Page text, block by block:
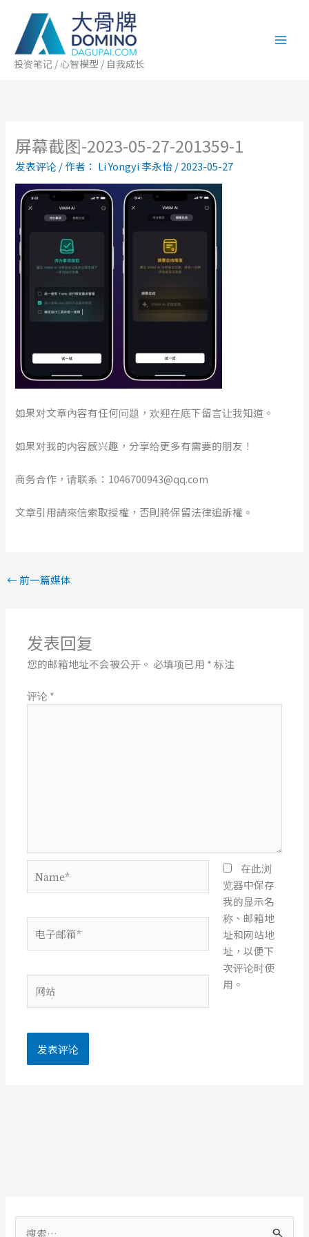
投资笔记 / 心智模型 / 自我成长
屏幕截图-2023-05-27-201359-1
发表评论/ 作者： Li Yongyi 李永怡/2023-05-27
如果对文章內容有任何问题，欢迎在底下留言让我知道。
如果对我的内容感兴趣，分享给更多有需要的朋友！
商务合作，请联系：1046700943@qq.com
文章引用請來信索取授權，否則將保留法律追訴權。
← 前一篇媒体
发表回复
您的邮箱地址不会被公开。 必填项已用 *标注
评论 *
子
箱
站
在此浏
览器中保存
我的显示名
称、邮箱地
址和网站地
址，以便下
次评论时使
用。